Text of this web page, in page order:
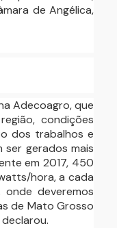
de Angélica,
Adecoagro, que
condições
dos trabalhos e
ser gerados mais
em 2017, 450
hora, a cada
onde deveremos
de Mato Grosso